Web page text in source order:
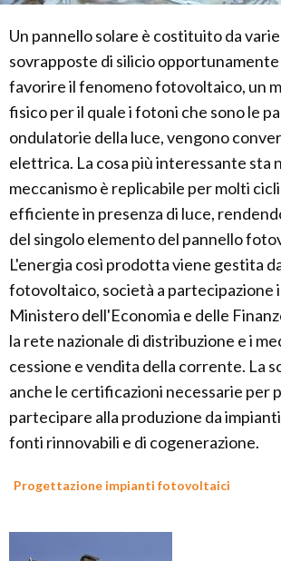
Un pannello solare è costituito da
sovrapposte di silicio
favorire il fenomeno fotovoltaico, un
fisico per il quale i fotoni che sono le
ondulatorie della luce, vengono
elettrica. La cosa più interessante sta
meccanismo è replicabile per molti
efficiente in presenza di luce,
del singolo elemento del pannello
L'energia così prodotta viene gestita
fotovoltaico, società a partecipazione
Ministero dell'Economia e delle
la rete nazionale di distribuzione e i
cessione e vendita della corrente. La
anche le certificazioni necessarie per
partecipare alla produzione da
fonti rinnovabili e di cogenerazione.
Progettazione impianti fotovoltaici